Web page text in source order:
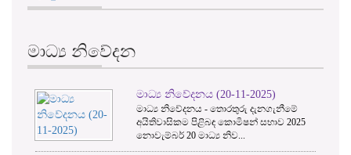
මාධ්‍ය නිවේදනය (20-11-2025)
අයිතිවාසිකම පිළිබඳ කොමිෂන් සභාව 2025
නොවැම්බර් 20 මාධ්‍ය නිව...
මහජන ප්‍රකාශන - 2025.11.20